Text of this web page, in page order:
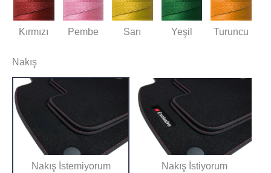
Kırmızı Pembe Sarı Yeşil Turuncu
Nakış
Nakış İstemiyorum Nakış İstiyorum